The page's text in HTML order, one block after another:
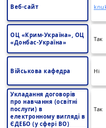
Веб-сайт
ОЦ «Крим-Україна», ОЦ
«Донбас-Україна»
Так
Військова кафедра Ні
Укладання договорів
про навчання (освітні
послуги) в
електронному вигляді в
ЄДЕБО (у сфері ВО)
Так